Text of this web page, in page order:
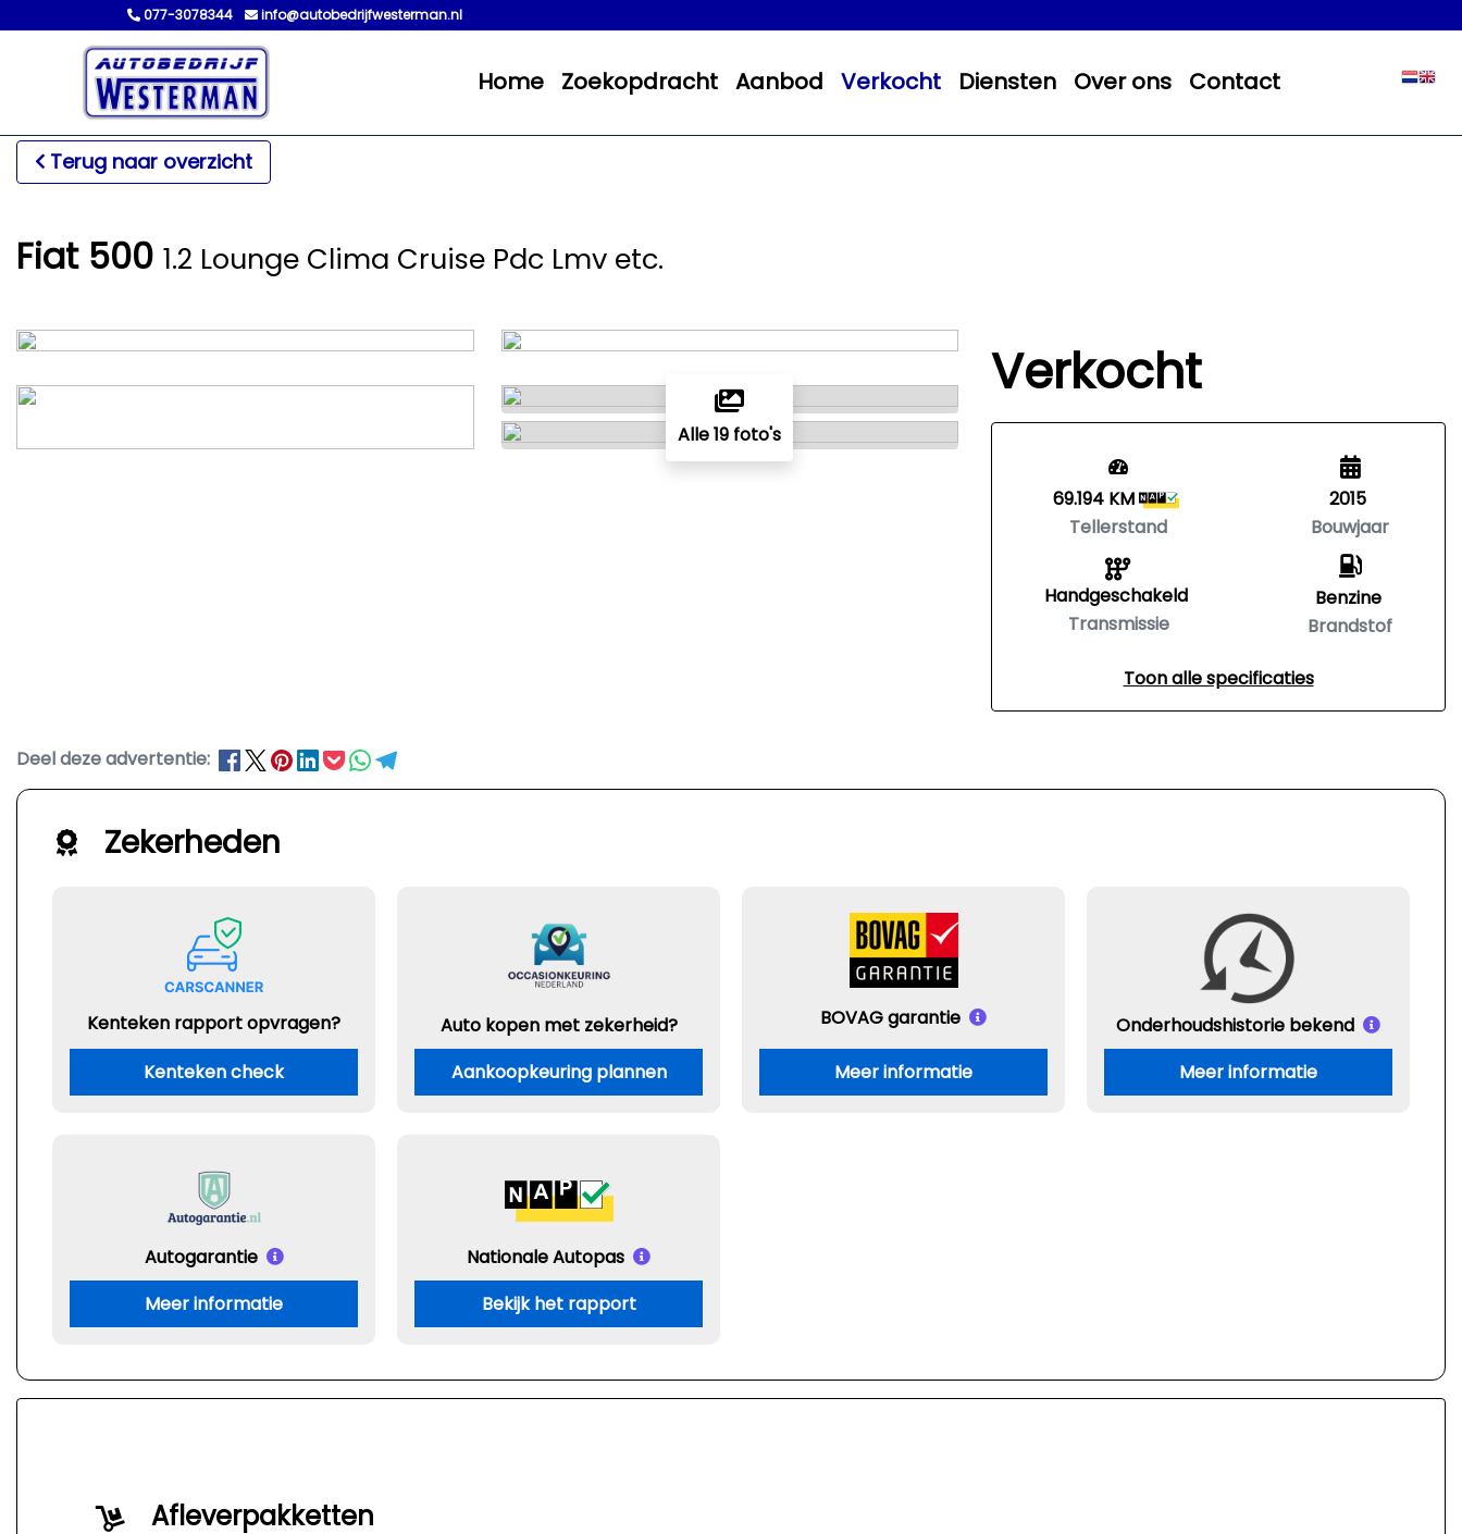
077-3078344 info@autobedrijfwesterman.nl
Home Zoekopdracht Aanbod Verkocht Diensten Over ons Contact
Terug naar overzicht
Fiat 500 1.2 Lounge Clima Cruise Pdc Lmv etc.
Alle 19 foto's
Verkocht
69.194 KM
Tellerstand
Handgeschakeld
Transmissie
2015
Bouwjaar
Benzine
Brandstof
Toon alle specificaties
Deel deze advertentie:
Zekerheden
Kenteken rapport opvragen?
Kenteken check
Auto kopen met zekerheid?
Aankoopkeuring plannen
BOVAG garantie
Meer informatie
Onderhoudshistorie bekend
Meer informatie
Autogarantie
Meer informatie
Nationale Autopas
Bekijk het rapport
Afleverpakketten